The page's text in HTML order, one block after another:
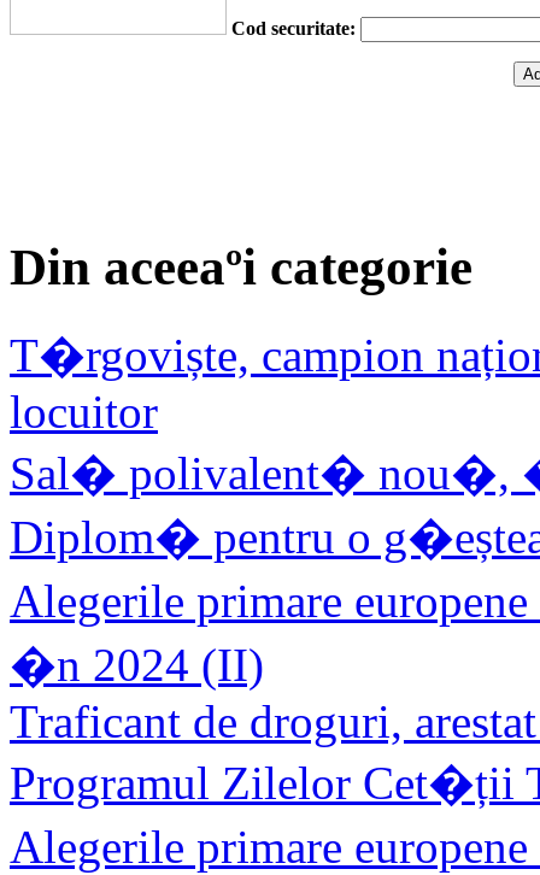
Cod securitate:
Din aceeaºi categorie
T�rgoviște, campion
locuitor
Sal� polivalent� nou�,
Diplom� pentru o
Alegerile primare
�n 2024 (II)
Traficant de droguri,
Programul Zilelor Cet�ții
Alegerile primare